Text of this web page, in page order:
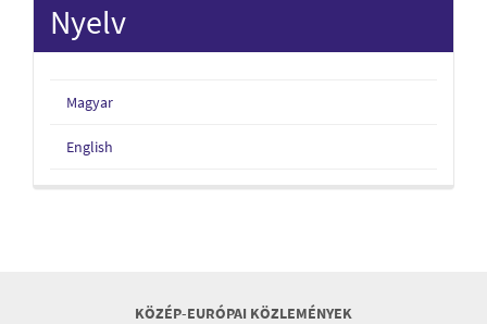
Nyelv
Magyar
English
KÖZÉP-EURÓPAI KÖZLEMÉNYEK